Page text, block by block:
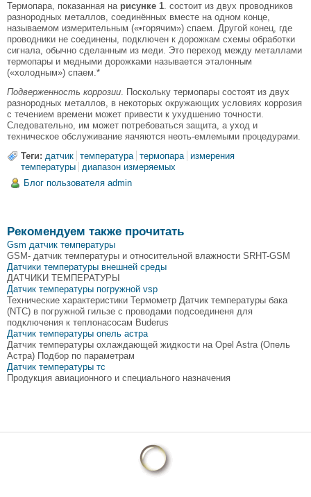
Термопара, показанная на рисунке 1. состоит из двух проводников
разнородных металлов, соединённых вместе на одном конце,
называемом измерительным («•горячим») спаем. Другой конец, где
проводники не соединены, подключен к дорожкам схемы обработки
сигнала, обычно сделанным из меди. Это переход между металлами
термопары и медными дорожками называется эталонным
(«холодным») спаем.*
Подверженность коррозии. Поскольку термопары состоят из двух
разнородных металлов, в некоторых окружающих условиях коррозия
с течением времени может привести к ухудшению точности.
Следовательно, им может потребоваться защита, а уход и
техническое обслуживание яачяются неоть-емлемыми процедурами.
Теги: датчик температура термопара измерения
температуры диапазон измеряемых
Блог пользователя admin
Рекомендуем также прочитать
Gsm датчик температуры
GSM- датчик температуры и относительной влажности SRHT-GSM
Датчики температуры внешней среды
ДАТЧИКИ ТЕМПЕРАТУРЫ
Датчик температуры погружной vsp
Технические характеристики Термометр Датчик температуры бака
(NTC) в погружной гильзе с проводами подсоединеня для
подключения к теплонасосам Buderus
Датчик температуры опель астра
Датчик температуры охлаждающей жидкости на Opel Astra (Опель
Астра) Подбор по параметрам
Датчик температуры тс
Продукция авиационного и специального назначения